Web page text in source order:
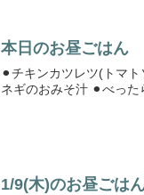
本日のお昼ごはん
⚫︎チキンカツレツ(トマトソースかけ
ネギのおみそ汁
1/9(木)のお昼ごは